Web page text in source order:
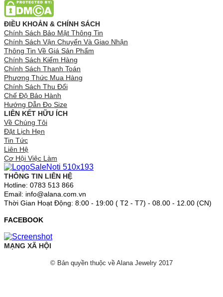
ĐIỀU KHOẢN & CHÍNH SÁCH
Chính Sách Bảo Mật Thông Tin
Chính Sách Vận Chuyển Và Giao Nhận
Thông Tin Về Giá Sản Phẩm
Chính Sách Kiểm Hàng
Chính Sách Thanh Toán
Phương Thức Mua Hàng
Chính Sách Thu Đổi
Chế Độ Bảo Hành
Hướng Dẫn Đo Size
LIÊN KẾT HỮU ÍCH
Về Chúng Tôi
Đặt Lịch Hẹn
Tin Tức
Liên Hệ
Cơ Hội Việc Làm
THÔNG TIN LIÊN HỆ
Hotline: 0783 513 866
Email: info@alana.com.vn
Thời Gian Hoạt Động: 8:00 - 19:00 ( T2 - T7) - 08.00 - 12.00 (CN)
FACEBOOK
MẠNG XÃ HỘI
© Bản quyền thuộc về Alana Jewelry 2017